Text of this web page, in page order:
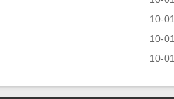
10-01
10-01
10-01